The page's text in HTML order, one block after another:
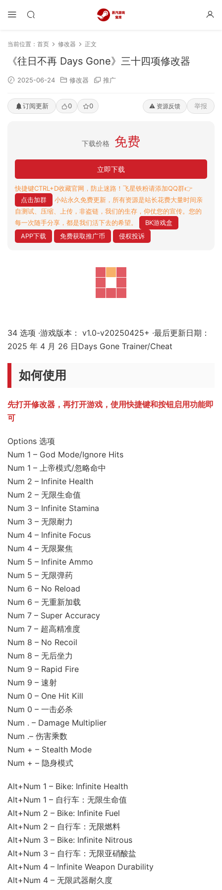
当前位置： 首页 修改器 正文
《往日不再 Days Gone》三十四项修改器
2025-06-24 修改器 推广
订阅更新 0 0 ⚠️ 资源反馈 举报
下载价格 免费
立即下载
快捷键CTRL+D收藏官网，防止迷路！飞星铁粉请添加QQ群👉
点击加群
小站永久免费更新，所有资源是站长花费大量时间亲
自测试、压缩、上传，非盗链，我们的生存，仰仗您的宣传。您的
每一次随手分享，都是我们活下去的希望。
BK游戏盒
APP下载
免费获取推广币 侵权投诉
34 选项 ·游戏版本： v1.0-v20250425+ ·最后更新日期：
2025 年 4 月 26 日Days Gone Trainer/Cheat
如何使用
先打开修改器，再打开游戏，使用快捷键和按钮启用功能即
可
Options 选项
Num 1 – God Mode/Ignore Hits
Num 1 – 上帝模式/忽略命中
Num 2 – Infinite Health
Num 2 – 无限生命值
Num 3 – Infinite Stamina
Num 3 – 无限耐力
Num 4 – Infinite Focus
Num 4 – 无限聚焦
Num 5 – Infinite Ammo
Num 5 – 无限弹药
Num 6 – No Reload
Num 6 – 无重新加载
Num 7 – Super Accuracy
Num 7 – 超高精准度
Num 8 – No Recoil
Num 8 – 无后坐力
Num 9 – Rapid Fire
Num 9 – 速射
Num 0 – One Hit Kill
Num 0 – 一击必杀
Num . – Damage Multiplier
Num .– 伤害乘数
Num + – Stealth Mode
Num + – 隐身模式
Alt+Num 1 – Bike: Infinite Health
Alt+Num 1 – 自行车：无限生命值
Alt+Num 2 – Bike: Infinite Fuel
Alt+Num 2 – 自行车：无限燃料
Alt+Num 3 – Bike: Infinite Nitrous
Alt+Num 3 – 自行车：无限亚硝酸盐
Alt+Num 4 – Infinite Weapon Durability
Alt+Num 4 – 无限武器耐久度